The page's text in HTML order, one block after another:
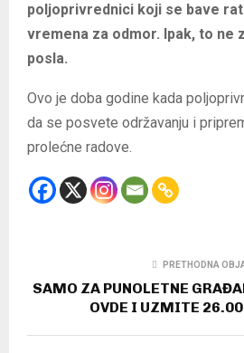
poljoprivrednici koji se bave
vremena za odmor. Ipak, to ne
posla.
Ovo je doba godine kada
da se posvete održavanju i
prolećne radove.
PRETHODNA
SAMO ZA PUNOLETNE
OVDE I UZMITE